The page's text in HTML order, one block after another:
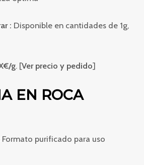
: Disponible en cantidades de 1g,
g. [Ver precio y pedido]
EN ROCA
Formato purificado para uso